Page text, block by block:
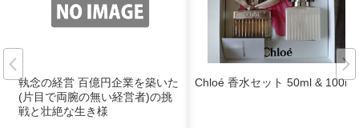
執念の経営 百億円企業を築いた
(片目で両腕の無い経営者)の挑
戦と壮絶な生き様
Chloé 香水セット 50ml & 100ml